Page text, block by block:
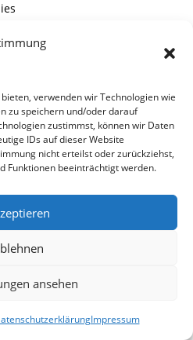
verwenden wir Technologien wie
zu speichern und/oder darauf
zustimmst, können wir Daten
IDs auf dieser Website
nicht erteilst oder zurückziehst,
Funktionen beeinträchtigt werden.
ansehen
Impressum
des WWF in Österreich
Beiträgen, hat bei
be-
eingesetzt, welches ihr
derWWF-Österreich
Hier